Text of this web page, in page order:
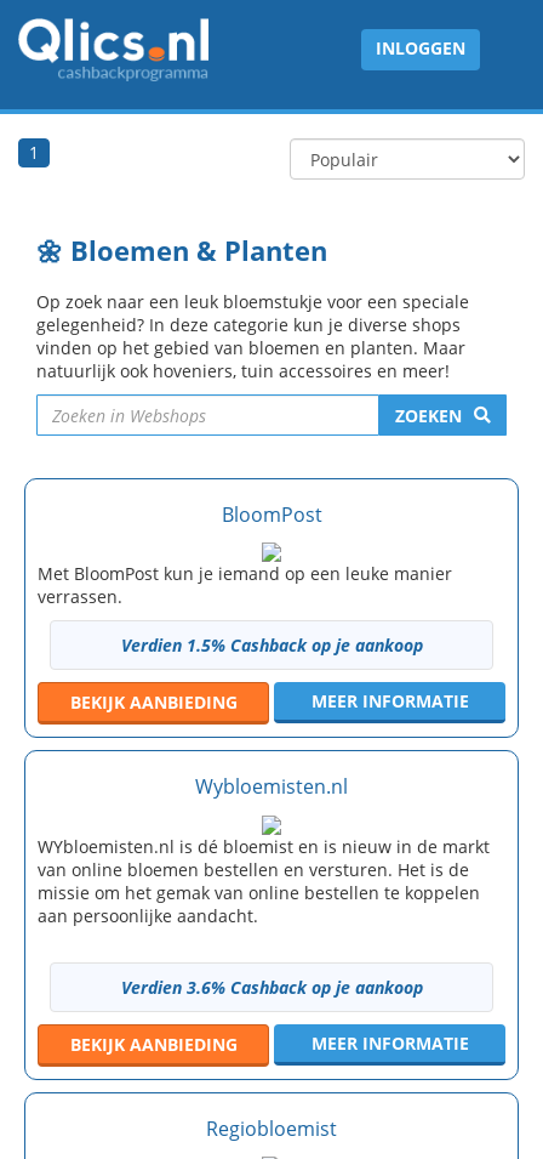
INLOGGEN
1
🌼 Bloemen & Planten
Op zoek naar een leuk bloemstukje voor een speciale
gelegenheid? In deze categorie kun je diverse shops
vinden op het gebied van bloemen en planten. Maar
natuurlijk ook hoveniers, tuin accessoires en meer!
ZOEKEN
BloomPost
Met BloomPost kun je iemand op een leuke manier
verrassen.
Verdien 1.5% Cashback op je aankoop
BEKIJK AANBIEDING MEER INFORMATIE
Wybloemisten.nl
WYbloemisten.nl is dé bloemist en is nieuw in de markt
van online bloemen bestellen en versturen. Het is de
missie om het gemak van online bestellen te koppelen
aan persoonlijke aandacht.
Verdien 3.6% Cashback op je aankoop
BEKIJK AANBIEDING MEER INFORMATIE
Regiobloemist